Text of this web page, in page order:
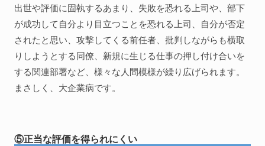
出世や評価に固執するあまり、失敗を恐れる上司や、部下
が成功して自分より目立つことを恐れる上司、自分が否定
されたと思い、攻撃してくる前任者、批判しながらも横取
りしようとする同僚、新規に生じる仕事の押し付け合いを
する関連部署など、様々な人間模様が繰り広げられます。
まさしく、大企業病です。
⑤正当な評価を得られにくい